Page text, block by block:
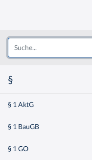
§
§ 1 AktG
§ 1 BauGB
§ 1 GO